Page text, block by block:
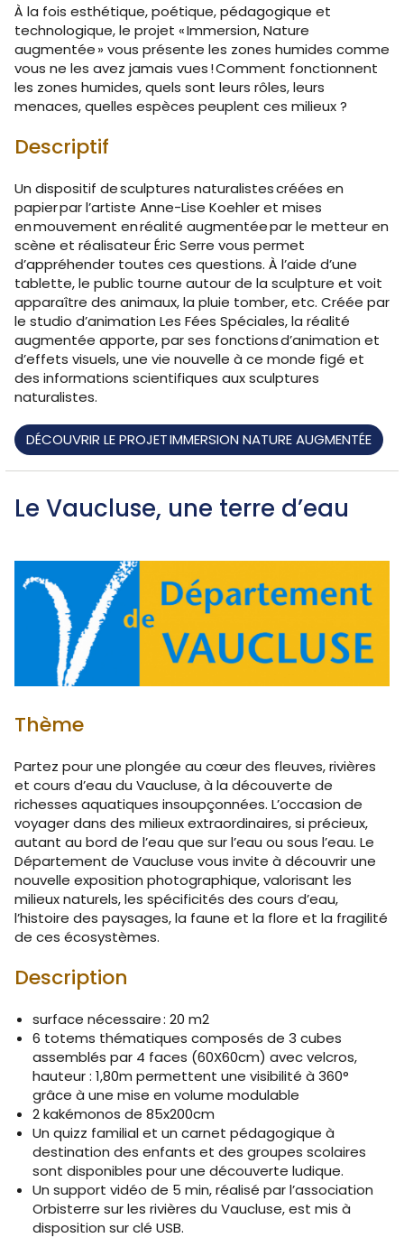
À la fois esthétique, poétique, pédagogique et
technologique, le projet « Immersion, Nature
augmentée » vous présente les zones humides comme
vous ne les avez jamais vues ! Comment fonctionnent
les zones humides, quels sont leurs rôles, leurs
menaces, quelles espèces peuplent ces milieux ?
Descriptif
Un dispositif de sculptures naturalistes créées en
papier par l’artiste Anne-Lise Koehler et mises
en mouvement en réalité augmentée par le metteur en
scène et réalisateur Éric Serre vous permet
d’appréhender toutes ces questions. À l’aide d’une
tablette, le public tourne autour de la sculpture et voit
apparaître des animaux, la pluie tomber, etc. Créée par
le studio d’animation Les Fées Spéciales, la réalité
augmentée apporte, par ses fonctions d’animation et
d’effets visuels, une vie nouvelle à ce monde figé et
des informations scientifiques aux sculptures
naturalistes.
DÉCOUVRIR LE PROJET IMMERSION NATURE AUGMENTÉE
Le Vaucluse, une terre d’eau
Thème
Partez pour une plongée au cœur des fleuves, rivières
et cours d’eau du Vaucluse, à la découverte de
richesses aquatiques insoupçonnées. L’occasion de
voyager dans des milieux extraordinaires, si précieux,
autant au bord de l’eau que sur l’eau ou sous l’eau. Le
Département de Vaucluse vous invite à découvrir une
nouvelle exposition photographique, valorisant les
milieux naturels, les spécificités des cours d’eau,
l’histoire des paysages, la faune et la flore et la fragilité
de ces écosystèmes.
Description
surface nécessaire : 20 m2
6 totems thématiques composés de 3 cubes
assemblés par 4 faces (60X60cm) avec velcros,
hauteur : 1,80m permettent une visibilité à 360°
grâce à une mise en volume modulable
2 kakémonos de 85x200cm
Un quizz familial et un carnet pédagogique à
destination des enfants et des groupes scolaires
sont disponibles pour une découverte ludique.
Un support vidéo de 5 min, réalisé par l’association
Orbisterre sur les rivières du Vaucluse, est mis à
disposition sur clé USB.